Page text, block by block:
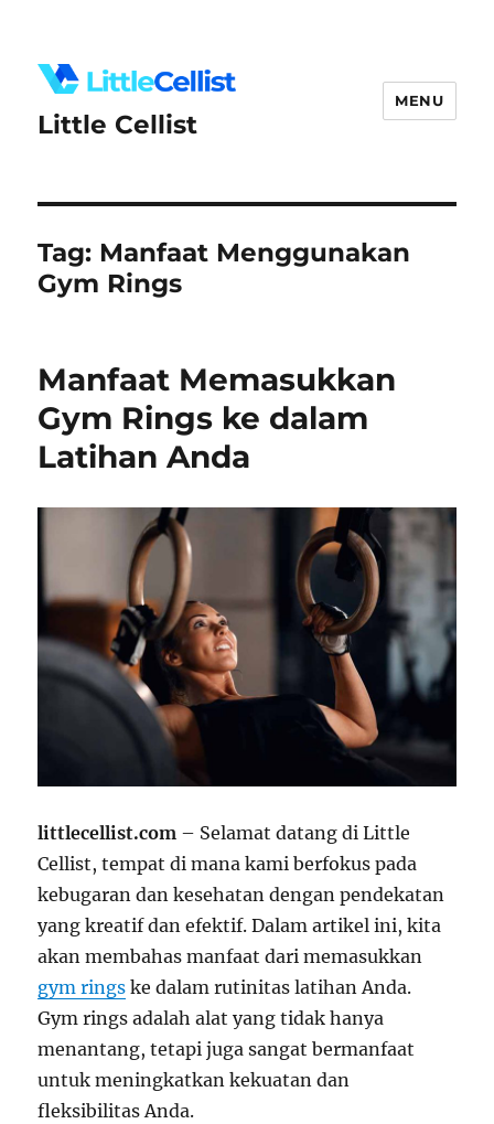
Little Cellist
MENU
Tag: Manfaat Menggunakan
Gym Rings
Manfaat Memasukkan
Gym Rings ke dalam
Latihan Anda
littlecellist.com – Selamat datang di Little
Cellist, tempat di mana kami berfokus pada
kebugaran dan kesehatan dengan pendekatan
yang kreatif dan efektif. Dalam artikel ini, kita
akan membahas manfaat dari memasukkan
gym rings ke dalam rutinitas latihan Anda.
Gym rings adalah alat yang tidak hanya
menantang, tetapi juga sangat bermanfaat
untuk meningkatkan kekuatan dan
fleksibilitas Anda.